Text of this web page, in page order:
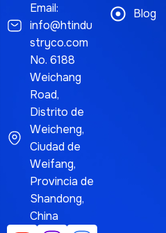
Email:
info@htindu
stryco.com
No. 6188
Weichang
Road,
Distrito de
Weicheng,
Ciudad de
Weifang,
Provincia de
Shandong,
China
Blog